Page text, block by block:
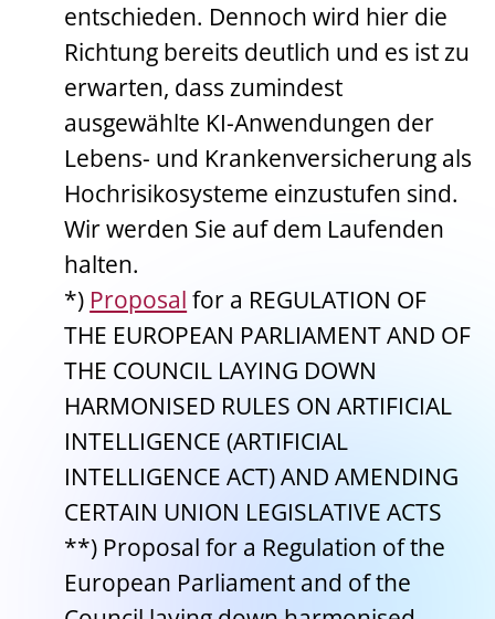
entschieden. Dennoch wird hier die
Richtung bereits deutlich und es ist zu
erwarten, dass zumindest
ausgewählte KI-Anwendungen der
Lebens- und Krankenversicherung als
Hochrisikosysteme einzustufen sind.
Wir werden Sie auf dem Laufenden
halten.
*) Proposal for a REGULATION OF
THE EUROPEAN PARLIAMENT AND OF
THE COUNCIL LAYING DOWN
HARMONISED RULES ON ARTIFICIAL
INTELLIGENCE (ARTIFICIAL
INTELLIGENCE ACT) AND AMENDING
CERTAIN UNION LEGISLATIVE ACTS
**) Proposal for a Regulation of the
European Parliament and of the